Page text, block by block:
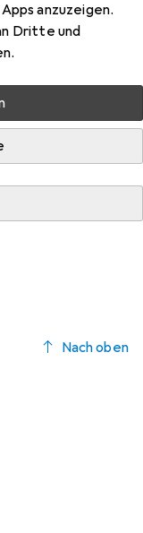
anzuzeigen.
Dritte und
Produkt Abus
Zubehör.
Nach oben